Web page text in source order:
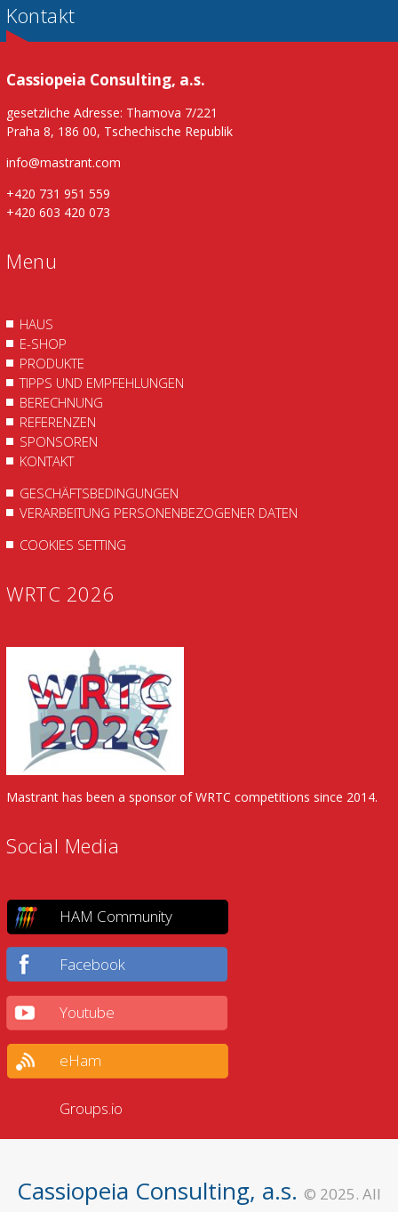
Kontakt
Cassiopeia Consulting, a.s.
gesetzliche Adresse: Thamova 7/221
Praha 8, 186 00, Tschechische Republik
info@mastrant.com
+420 731 951 559
+420 603 420 073
Menu
HAUS
E-SHOP
PRODUKTE
TIPPS UND EMPFEHLUNGEN
BERECHNUNG
REFERENZEN
SPONSOREN
KONTAKT
GESCHÄFTSBEDINGUNGEN
VERARBEITUNG PERSONENBEZOGENER DATEN
COOKIES SETTING
WRTC 2026
Mastrant has been a sponsor of WRTC competitions since 2014.
Social Media
HAM Community
Facebook
Youtube
eHam
Groups.io
Cassiopeia Consulting, a.s. © 2025. All